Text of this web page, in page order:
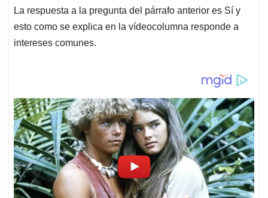
La respuesta a la pregunta del párrafo anterior es Sí y
esto como se explica en la vídeocolumna responde a
intereses comunes.